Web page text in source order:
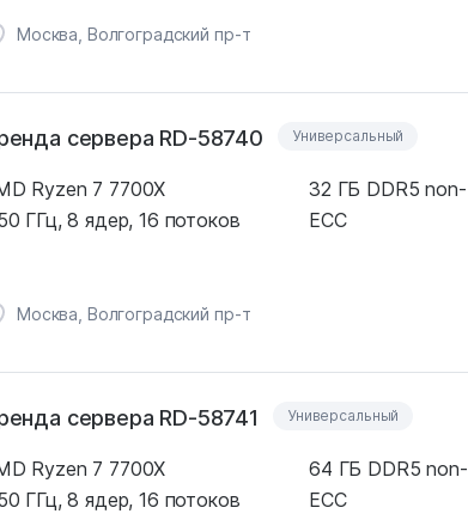
Москва, Волгоградский пр-т
сервера RD-58740 Универсальный
Ryzen 7 7700X
ГГц, 8 ядер, 16 потоков
32 ГБ DDR5 non-
ECC
Москва, Волгоградский пр-т
сервера RD-58741 Универсальный
Ryzen 7 7700X
ГГц, 8 ядер, 16 потоков
64 ГБ DDR5 non-
ECC